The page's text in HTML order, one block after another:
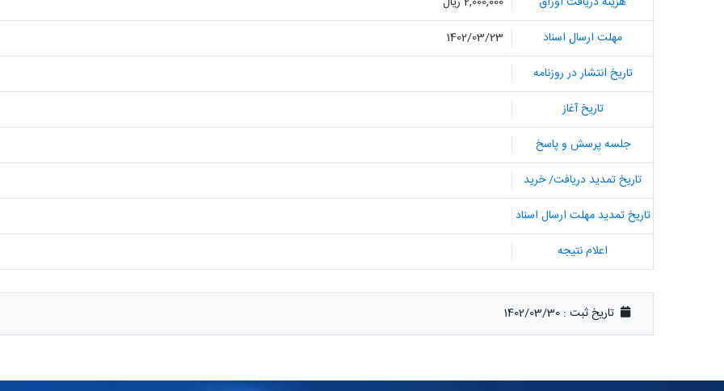
مهلت ارسال اسناد
1402/03/23
تاریخ انتشار در روزنامه
تاریخ آغاز
جلسه پرسش و پاسخ
تاریخ تمدید دریافت/ خرید
تاریخ تمدید مهلت ارسال اسناد
اعلام نتیجه
تاریخ ثبت : 1402/03/30